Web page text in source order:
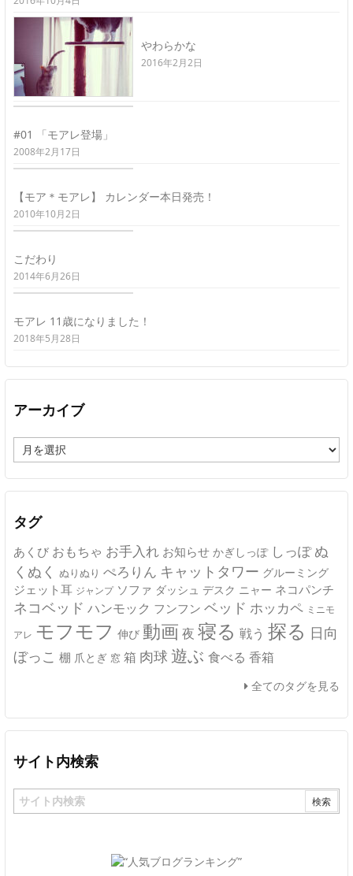
やわらかな
2016年2月2日
#01 「モアレ登場」
2008年2月17日
【モア＊モアレ】 カレンダー本日発売！
2010年10月2日
こだわり
2014年6月26日
モアレ 11歳になりました！
2018年5月28日
アーカイブ
ー
カ
イ
タグ
あくび おもちゃ お手入れ お知らせ かぎしっぽ しっぽ ぬ
くぬく ぬりぬり ぺろりん キャットタワー グルーミング
ジェット耳 ジャンプ ソファ ダッシュ デスク ニャー ネコパンチ
ネコベッド ハンモック フンフン ベッド ホッカペ ミニモ
アレ モフモフ 伸び 動画 夜 寝る 戦う 探る 日向
ぼっこ 棚 爪とぎ 窓 箱 肉球 遊ぶ 食べる 香箱
全てのタグを見る
サイト内検索